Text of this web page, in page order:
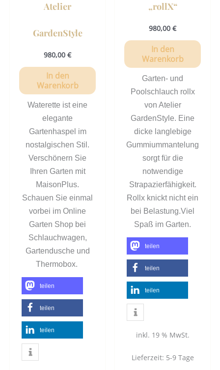
Atelier
GardenStyle
980,00 €
In den
Warenkorb
Waterette ist eine
elegante
Gartenhaspel im
nostalgischen Stil.
Verschönern Sie
Ihren Garten mit
MaisonPlus.
Schauen Sie einmal
vorbei im Online
Garten Shop bei
Schlauchwagen,
Gartendusche und
Thermobox.
teilen
teilen
teilen
„rollX“
980,00 €
In den
Warenkorb
Garten- und
Poolschlauch rollx
von Atelier
GardenStyle. Eine
dicke langlebige
Gummiummantelung
sorgt für die
notwendige
Strapazierfähigkeit.
Rollx knickt nicht ein
bei Belastung.Viel
Spaß im Garten.
teilen
teilen
teilen
inkl. 19 % MwSt.
Lieferzeit: 5-9 Tage